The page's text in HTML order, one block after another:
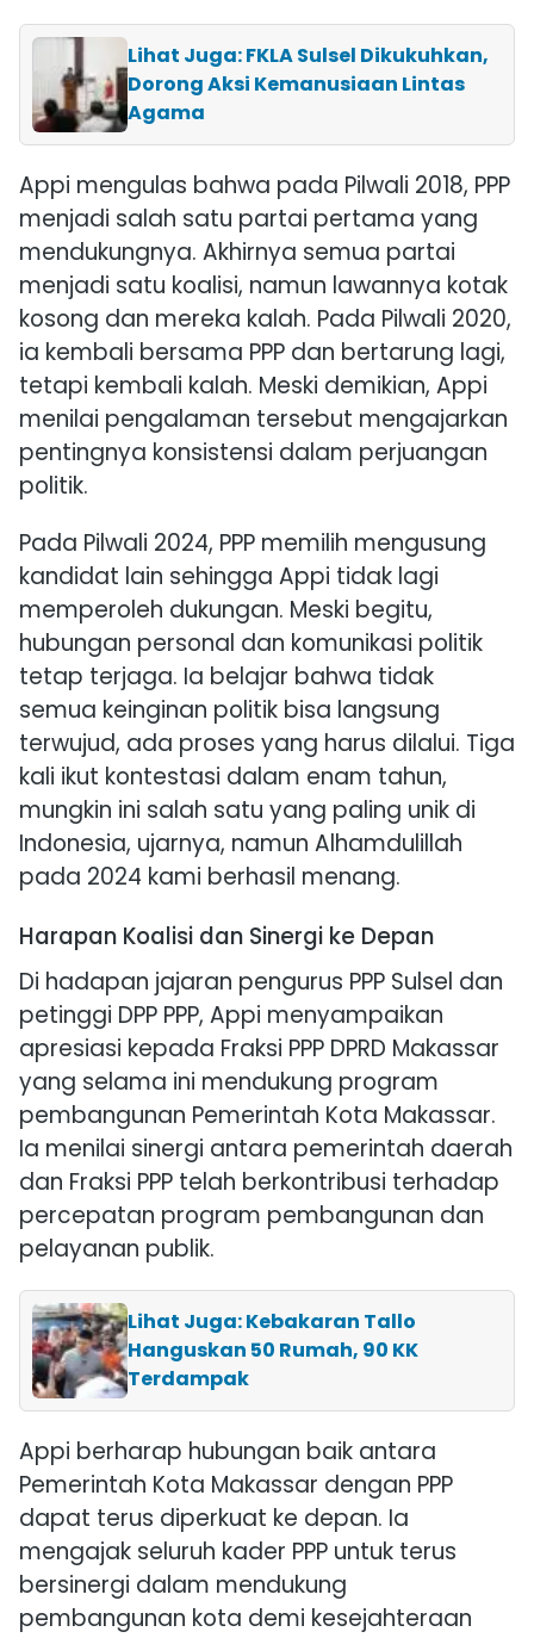
Lihat Juga: FKLA Sulsel Dikukuhkan,
Dorong Aksi Kemanusiaan Lintas
Agama
Appi mengulas bahwa pada Pilwali 2018, PPP
menjadi salah satu partai pertama yang
mendukungnya. Akhirnya semua partai
menjadi satu koalisi, namun lawannya kotak
kosong dan mereka kalah. Pada Pilwali 2020,
ia kembali bersama PPP dan bertarung lagi,
tetapi kembali kalah. Meski demikian, Appi
menilai pengalaman tersebut mengajarkan
pentingnya konsistensi dalam perjuangan
politik.
Pada Pilwali 2024, PPP memilih mengusung
kandidat lain sehingga Appi tidak lagi
memperoleh dukungan. Meski begitu,
hubungan personal dan komunikasi politik
tetap terjaga. Ia belajar bahwa tidak
semua keinginan politik bisa langsung
terwujud, ada proses yang harus dilalui. Tiga
kali ikut kontestasi dalam enam tahun,
mungkin ini salah satu yang paling unik di
Indonesia, ujarnya, namun Alhamdulillah
pada 2024 kami berhasil menang.
Harapan Koalisi dan Sinergi ke Depan
Di hadapan jajaran pengurus PPP Sulsel dan
petinggi DPP PPP, Appi menyampaikan
apresiasi kepada Fraksi PPP DPRD Makassar
yang selama ini mendukung program
pembangunan Pemerintah Kota Makassar.
Ia menilai sinergi antara pemerintah daerah
dan Fraksi PPP telah berkontribusi terhadap
percepatan program pembangunan dan
pelayanan publik.
Lihat Juga: Kebakaran Tallo
Hanguskan 50 Rumah, 90 KK
Terdampak
Appi berharap hubungan baik antara
Pemerintah Kota Makassar dengan PPP
dapat terus diperkuat ke depan. Ia
mengajak seluruh kader PPP untuk terus
bersinergi dalam mendukung
pembangunan kota demi kesejahteraan